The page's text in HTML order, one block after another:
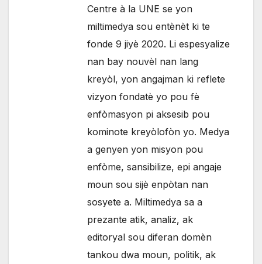
Centre à la UNE se yon
miltimedya sou entènèt ki te
fonde 9 jiyè 2020. Li espesyalize
nan bay nouvèl nan lang
kreyòl, yon angajman ki reflete
vizyon fondatè yo pou fè
enfòmasyon pi aksesib pou
kominote kreyòlofòn yo. Medya
a genyen yon misyon pou
enfòme, sansibilize, epi angaje
moun sou sijè enpòtan nan
sosyete a. Miltimedya sa a
prezante atik, analiz, ak
editoryal sou diferan domèn
tankou dwa moun, politik, ak